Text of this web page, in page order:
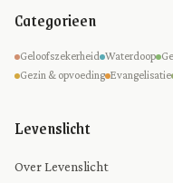
Categorieen
Geloofszekerheid Waterdoop
Gezin & opvoeding Evangelisatie
Levenslicht
Over Levenslicht